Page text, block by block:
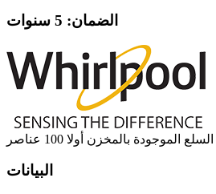
الضمان: 5 سنوات
السلع الموجودة بالمخزن أولا 100 عناصر
البيانات